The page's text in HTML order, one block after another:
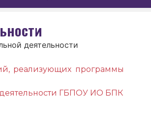
деятельности
реализующих программы
деятельности ГБПОУ ИО БПК